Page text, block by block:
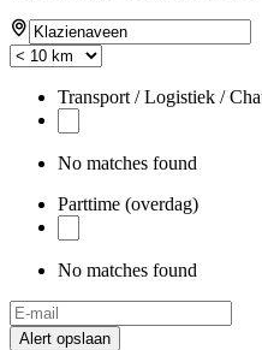
Transport / Logistiek /
No matches found
Parttime (overdag)
No matches found
Alert opslaan